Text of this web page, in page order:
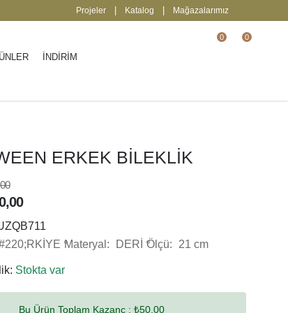
2000 TL üzeri ücretsiz kargo.
Projeler Katalog Mağazalarımız
İNDİRİM
0 0
ERKEK BİLEKLİK
Materyal: DERİ Ölçü: 21 cm
Stokta var
Bu Ürün Toplam Kazanç : ₺50,00